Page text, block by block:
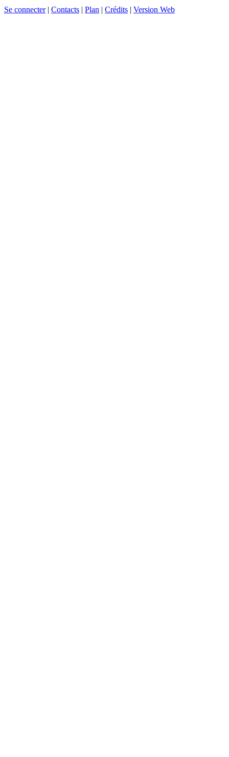
Se connecter| Contacts | Plan | Crédits | Version Web